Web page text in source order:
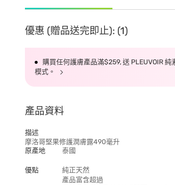
優惠 (贈品送完即止): (1)
購買任何護膚產品滿$259, 送 PLEUVOIR
模式。
產品資料
描述
摩洛哥堅果修護潤膚露490毫升
原產地
泰國
優點
純正天然
產品富含超過